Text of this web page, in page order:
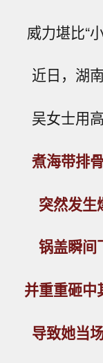
威力堪比“
近日，湖
吴女士用
煮海带排
突然发生
锅盖瞬间
并重重砸中
导致她当